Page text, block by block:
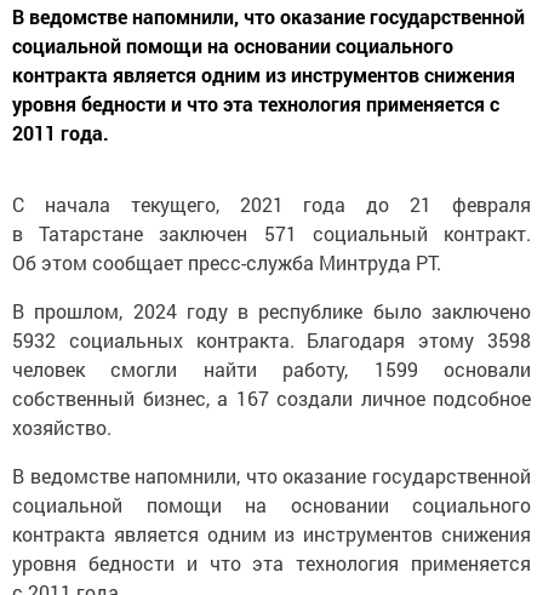
социальной помощи на основании социального
контракта является одним из инструментов снижения
уровня бедности и что эта технология применяется с
2011 года.
в Татарстане заключен 571 социальный контракт.
Об этом сообщает пресс-служба Минтруда РТ.
5932 социальных контракта. Благодаря этому 3598
человек смогли найти работу, 1599 основали
собственный бизнес, а 167 создали личное подсобное
хозяйство.
социальной помощи на основании социального
контракта является одним из инструментов снижения
уровня бедности и что эта технология применяется
с 2011 года.